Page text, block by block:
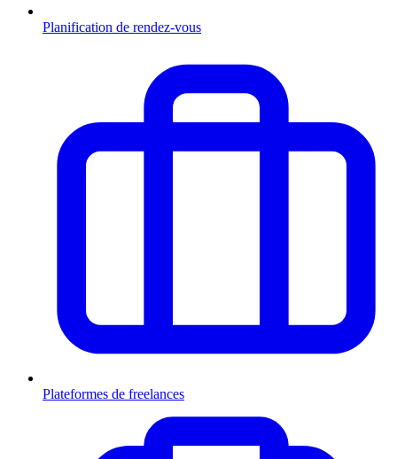
Planification de rendez-vous
Plateformes de freelances